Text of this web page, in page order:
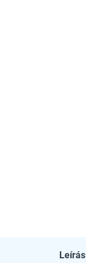
Leírás